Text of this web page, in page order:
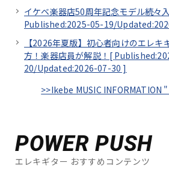
イケベ楽器店50周年記念モデル続々
Published:2025-05-19/
【2026年夏版】初心者向けのエレキ
方！楽器店員が解説！[
20/Updated:2026-07-30 ]
>>Ikebe MUSIC INFORMATION
POWER PUSH
エレキギター おすすめコンテンツ